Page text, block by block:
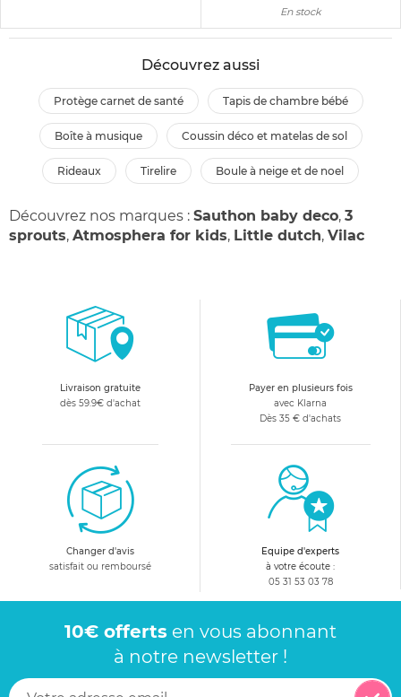
En stock
Découvrez aussi
protège carnet de santé tapis de chambre bébé
boîte à musique coussin déco et matelas de sol
rideaux tirelire boule à neige et de noel
Découvrez nos marques : Sauthon baby deco, 3
sprouts, Atmosphera for kids, Little dutch, Vilac
Livraison gratuite
dès 59.9€ d'achat
Payer en plusieurs fois
avec Klarna
Dès 35 € d'achats
Changer d'avis
satisfait ou remboursé
Equipe d'experts
à votre écoute :
05 31 53 03 78
10€ offerts en vous abonnant
à notre newsletter !